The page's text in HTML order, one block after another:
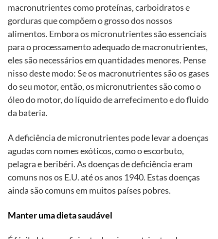
macronutrientes como proteínas, carboidratos e
gorduras que compõem o grosso dos nossos
alimentos. Embora os micronutrientes são essenciais
para o processamento adequado de macronutrientes,
eles são necessários em quantidades menores. Pense
nisso deste modo: Se os macronutrientes são os gases
do seu motor, então, os micronutrientes são como o
óleo do motor, do líquido de arrefecimento e do fluido
da bateria.
A deficiência de micronutrientes pode levar a doenças
agudas com nomes exóticos, como o escorbuto,
pelagra e beribéri. As doenças de deficiência eram
comuns nos os E.U. até os anos 1940. Estas doenças
ainda são comuns em muitos países pobres.
Manter uma dieta saudável